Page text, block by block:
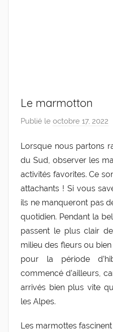
Le marmotton
Publié le octobre 17, 2022
r
C
a
r
o
l
4
Lorsque nous partons
du Sud, observer les
activités favorites. Ce
attachants ! Si vous
ils ne manqueront pas
quotidien. Pendant la
passent le plus clair
milieu des fleurs ou
pour la période
commencé d’ailleurs,
arrivés bien plus vite
les Alpes.
Les marmottes